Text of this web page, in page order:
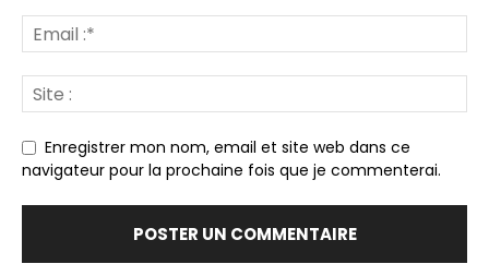
Enregistrer mon nom, email et site web dans ce
navigateur pour la prochaine fois que je commenterai.